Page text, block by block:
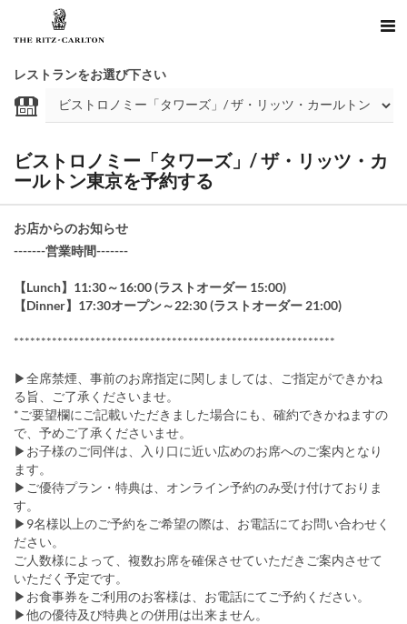
レストランをお選び下さい
ビストロノミー「タワーズ」/ ザ・リッツ・カ
ールトン東京を予約する
お店からのお知らせ
-------営業時間-------
【Lunch】11:30～16:00 (ラストオーダー 15:00)
【Dinner】17:30オープン～22:30 (ラストオーダー 21:00)
***********************************************************
▶全席禁煙、事前のお席指定に関しましては、ご指定ができかね
る旨、ご了承くださいませ。
*ご要望欄にご記載いただきました場合にも、確約できかねますの
で、予めご了承くださいませ。
▶お子様のご同伴は、入り口に近い広めのお席へのご案内となり
ます。
▶ご優待プラン・特典は、オンライン予約のみ受け付けておりま
す。
▶9名様以上のご予約をご希望の際は、お電話にてお問い合わせく
ださい。
ご人数様によって、複数お席を確保させていただきご案内させて
いただく予定です。
▶お食事券をご利用のお客様は、お電話にてご予約ください。
▶他の優待及び特典との併用は出来ません。